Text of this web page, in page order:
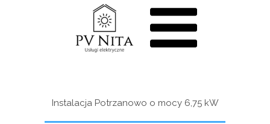
Instalacja Potrzanowo o mocy 6,75 kW